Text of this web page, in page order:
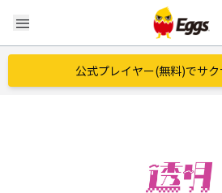
menu
公式プレイヤー(無料)でサ